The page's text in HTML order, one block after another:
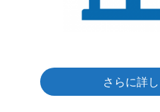
さらに詳し